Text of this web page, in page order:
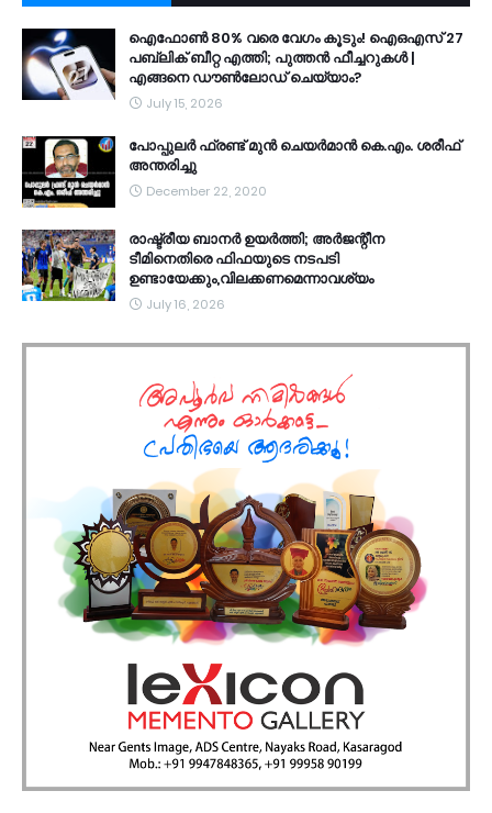
ഐഫോൺ 80% വരെ വേഗം കൂടും! ഐഒഎസ് 27
പബ്ലിക് ബീറ്റ എത്തി; പുത്തൻ ഫീച്ചറുകൾ |
എങ്ങനെ ഡൗൺലോഡ് ചെയ്യാം?
July 15, 2026
പോപ്പുലർ ഫ്രണ്ട്​ മുൻ ചെയർമാൻ കെ.എം. ശരീഫ്​
അന്തരിച്ചു
December 22, 2020
രാഷ്ട്രീയ ബാനർ ഉയർത്തി; അർജന്റീന
ടീമിനെതിരെ ഫിഫയുടെ നടപടി
ഉണ്ടായേക്കും,വിലക്കണമെന്നാവശ്യം
July 16, 2026